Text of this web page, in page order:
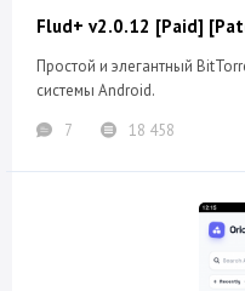
Flud+ v2.0.12 [Paid]
Простой и элегантный
системы Android.
7
18 458